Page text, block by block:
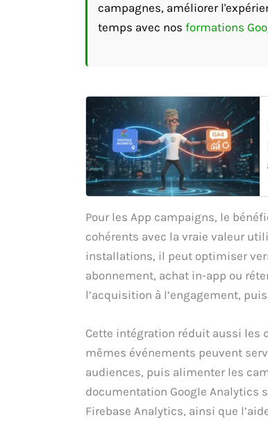
campagnes, améliorer
temps avec nos formations
Pour les App campaigns, le
cohérents avec la vraie valeur
installations, il peut optimiser
abonnement, achat in-app ou
l’acquisition à l’engagement,
Cette intégration réduit aussi les
mêmes événements peuvent
audiences, puis alimenter les
documentation Google Analytics
Firebase Analytics, ainsi que